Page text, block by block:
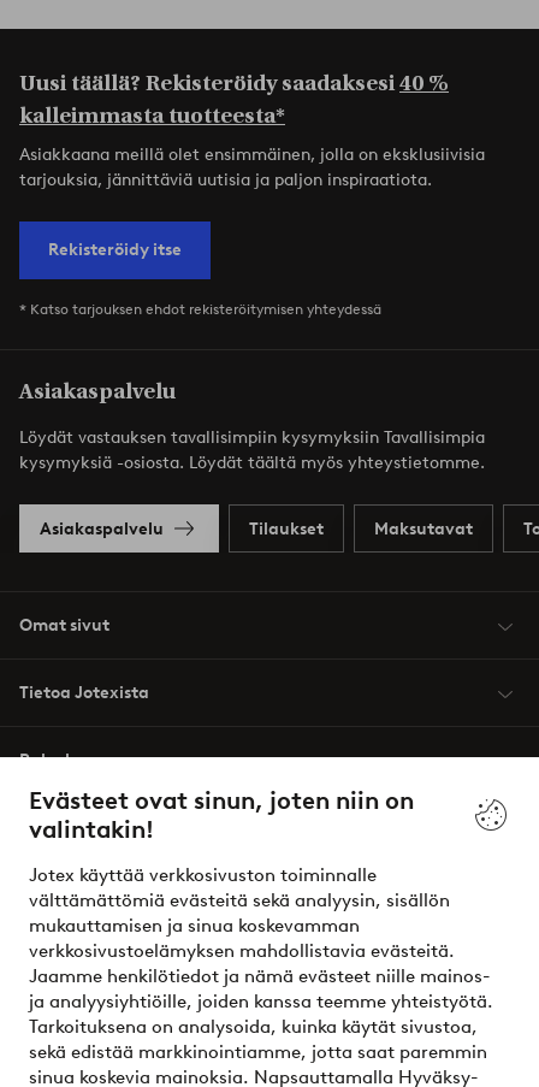
Evästeet ovat sinun, joten niin on
valintakin!
Jotex käyttää verkkosivuston toiminnalle
välttämättömiä evästeitä sekä analyysin, sisällön
mukauttamisen ja sinua koskevamman
verkkosivustoelämyksen mahdollistavia evästeitä.
Jaamme henkilötiedot ja nämä evästeet niille mainos-
ja analyysiyhtiöille, joiden kanssa teemme yhteistyötä.
Tarkoituksena on analysoida, kuinka käytät sivustoa,
sekä edistää markkinointiamme, jotta saat paremmin
sinua koskevia mainoksia. Napsauttamalla Hyväksy-
Uusi täällä? Rekisteröidy saadaksesi40 %
kalleimmasta tuotteesta*
Asiakkaana meillä olet ensimmäinen, jolla on eksklusiivisia
tarjouksia, jännittäviä uutisia ja paljon inspiraatiota.
Rekisteröidy itse
* Katso tarjouksen ehdot rekisteröitymisen yhteydessä
Asiakaspalvelu
Löydät vastauksen tavallisimpiin kysymyksiin Tavallisimpia
kysymyksiä -osiosta. Löydät täältä myös yhteystietomme.
Asiakaspalvelu Tilaukset Maksutavat
Omat sivut
Tietoa Jotexista
Palvelumme
Ehdot
Ystävät
Turvalliset maksut – maksa nyt tai erissä
Haluatko tietää lisää maksuvaihtoehdoistamme?
elpy